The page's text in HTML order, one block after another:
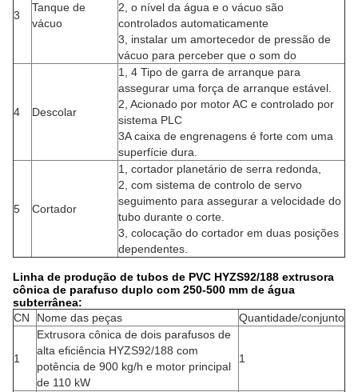
3
Tanque de
vácuo
2, o nível da água e o vácuo são
controlados automaticamente
3, instalar um amortecedor de pressão de
vácuo para perceber que o som do
4 Descolar
1, 4 Tipo de garra de arranque para
assegurar uma força de arranque estável.
2, Acionado por motor AC e controlado por
sistema PLC
3A caixa de engrenagens é forte com uma
superfície dura.
5 Cortador
1, cortador planetário de serra redonda,
2, com sistema de controlo de servo
seguimento para assegurar a velocidade do
tubo durante o corte.
3, colocação do cortador em duas posições
dependentes.
Linha de produção de tubos de PVC HYZS92/188 extrusora
cônica de parafuso duplo com 250-500 mm de água
subterrânea:
CN
Nome das peças Quantidade/conjunto
1
Extrusora cônica de dois parafusos de
alta eficiência HYZS92/188 com
potência de 900 kg/h e motor principal
de 110 kW
1